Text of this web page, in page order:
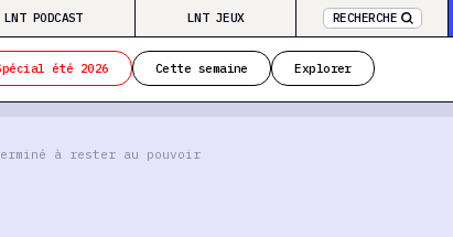
LNT PODCAST LNT JEUX RECHERCHE
été 2026 Cette semaine Explorer
à rester au pouvoir